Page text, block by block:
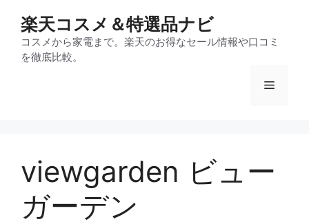
楽天コスメ＆特選品ナビ
コスメから家電まで。楽天のお得なセール情報や口コミ
を徹底比較。
メ
viewgarden ビュー
ガーデン